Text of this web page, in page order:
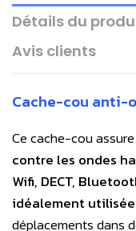
Détails du
Avis clients
Cache-cou anti-
Ce cache-cou
contre les ondes
Wifi, DECT,
idéalement
déplacements dans